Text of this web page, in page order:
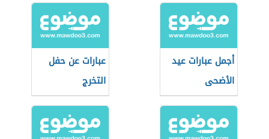
أجمل عبارات عيد
الأضحى
عبارات عن حفل
التخرج